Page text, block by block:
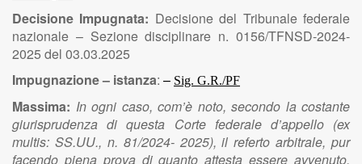
Decisione Impugnata: Decisione del Tribunale federale
nazionale – Sezione disciplinare n. 0156/TFNSD-2024-
2025 del 03.03.2025
Impugnazione – istanza: – Sig. G.R./PF
Massima: In ogni caso, com’è noto, secondo la costante
giurisprudenza di questa Corte federale d’appello (ex
multis: SS.UU., n. 81/2024- 2025), il referto arbitrale, pur
facendo piena prova di quanto attesta essere avvenuto,